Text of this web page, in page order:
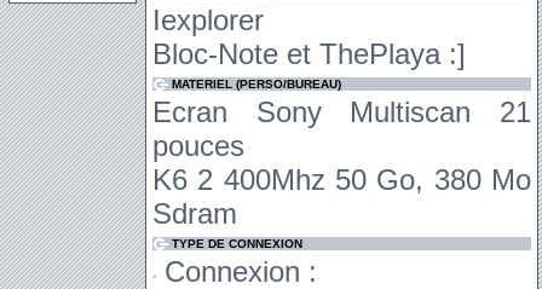
Iexplorer
Bloc-Note et ThePlaya :]
MATERIEL (PERSO/BUREAU)
Ecran Sony Multiscan 21
pouces
K6 2 400Mhz 50 Go, 380 Mo
Sdram
TYPE DE CONNEXION
Connexion :